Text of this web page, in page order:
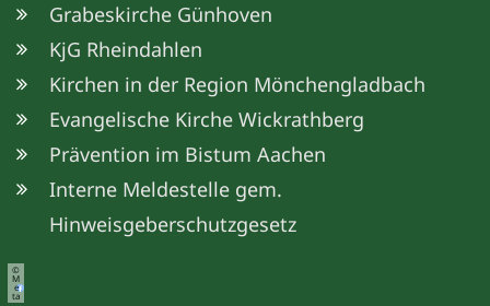
Grabeskirche Günhoven
KjG Rheindahlen
Kirchen in der Region Mönchengladbach
Evangelische Kirche Wickrathberg
Prävention im Bistum Aachen
Interne Meldestelle gem.
Hinweisgeberschutzgesetz
©
M
e
ta